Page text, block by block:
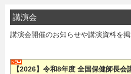
講演会
講演会開催のお知らせや講演資料を掲
【2026】令和8年度 全国保健師長会